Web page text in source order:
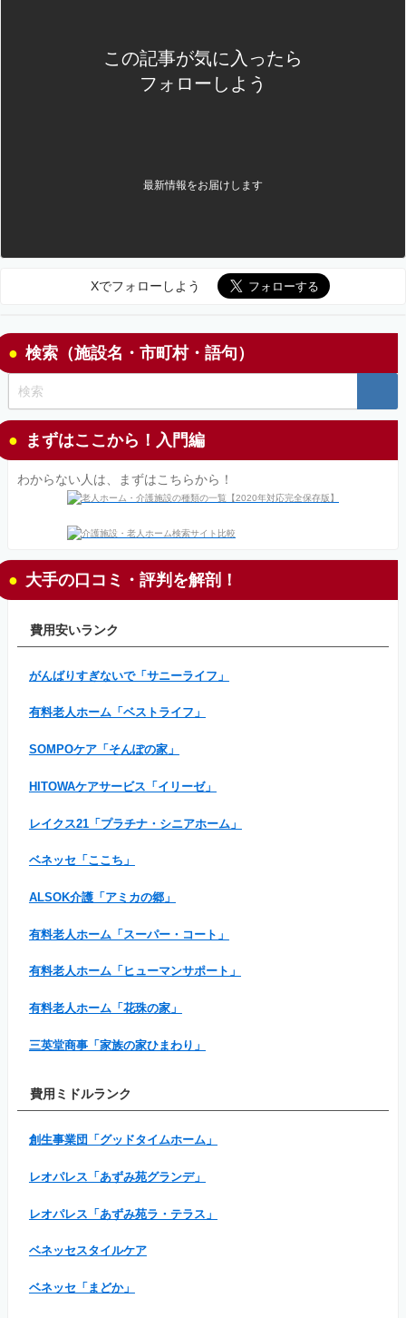
この記事が気に入ったら
フォローしよう
最新情報をお届けします
Xでフォローしよう
検索（施設名・市町村・語句）
まずはここから！入門編
わからない人は、まずはこちらから！
大手の口コミ・評判を解剖！
費用安いランク
がんばりすぎないで「サニーライフ」
有料老人ホーム「ベストライフ」
SOMPOケア「そんぽの家」
HITOWAケアサービス「イリーゼ」
レイクス21「プラチナ・シニアホーム」
ベネッセ「ここち」
ALSOK介護「アミカの郷」
有料老人ホーム「スーパー・コート」
有料老人ホーム「ヒューマンサポート」
有料老人ホーム「花珠の家」
三英堂商事「家族の家ひまわり」
費用ミドルランク
創生事業団「グッドタイムホーム」
レオパレス「あずみ苑グランデ」
レオパレス「あずみ苑ラ・テラス」
ベネッセスタイルケア
ベネッセ「まどか」